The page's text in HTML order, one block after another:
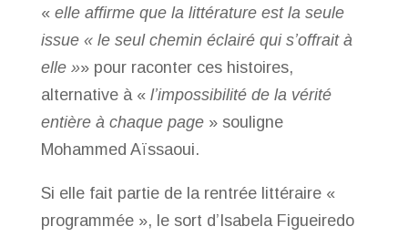
« elle affirme que la littérature est la seule
issue « le seul chemin éclairé qui s’offrait à
elle »» pour raconter ces histoires,
alternative à « l’impossibilité de la vérité
entière à chaque page» souligne
Mohammed Aïssaoui.
Si elle fait partie de la rentrée littéraire «
programmée », le sort d’Isabela Figueiredo